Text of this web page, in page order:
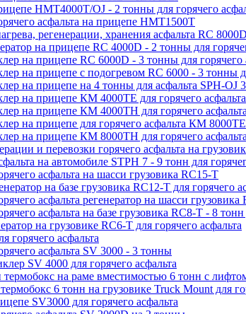
HMT4000T/OJ - 2 тонны для горячего
асфальта на прицепе HMT1500T
регенерации, хранения асфальта RC
на прицепе RC 4000D - 2 тонны для
на прицепе RC 6000D - 3 тонны для горячего
на прицепе с подогревом RC 6000 - 3 тонны
на прицепе на 4 тонны для асфальта SPH-OJ
на прицепе КМ 4000ТЕ для горячего асфальта
на прицепе КМ 4000ТН для горячего асфальта
на прицепе для горячего асфальта КМ 8000ТЕ
на прицепе КМ 8000ТH для горячего асфальта
и перевозки горячего асфальта на
на автомобиле STPH 7 - 9 тонн для
асфальта на шасси грузовика RC15-T
на базе грузовика RC12-T для горячего
асфальта регенератор на шасси грузовика
асфальта на базе грузовика RC8-T - 8 тонн
на грузовикe RC6-T для горячего асфальта
горячего асфальта
асфальта SV 3000 - 3 тонны
SV 4000 для горячего асфальта
термобокс на раме вместимостью 6 тонн с
6 тонн на грузовике Truck Mount для
SV3000 для горячего асфальта